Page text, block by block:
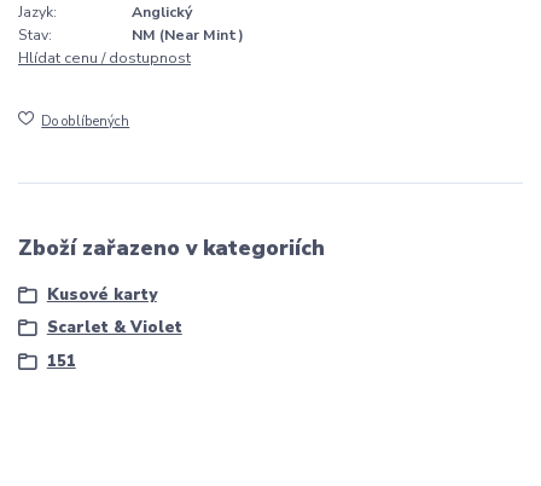
Jazyk:
Anglický
Stav:
NM (Near Mint)
Hlídat cenu / dostupnost
Do oblíbených
Zboží zařazeno v kategoriích
Kusové karty
Scarlet & Violet
151